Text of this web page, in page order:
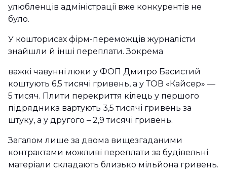
улюбленців адміністрації вже конкурентів не
було.
У кошторисах фірм-переможців журналісти
знайшли й інші переплати. Зокрема
важкі чавунні люки у ФОП Дмитро Басистий
коштують 6,5 тисячі гривень, а у ТОВ «Кайсер» —
5 тисяч. Плити перекриття кілець у першого
підрядника вартують 3,5 тисячі гривень за
штуку, а у другого – 2,9 тисячі гривень.
Загалом лише за двома вищезгаданими
контрактами можливі переплати за будівельні
матеріали складають близько мільйона гривень.